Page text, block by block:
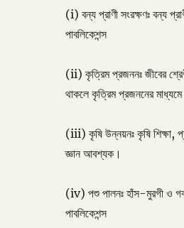
(i) বন্য প্রাণী সংরক্ষণঃ বন্য
পাবলিকেশন্স
(ii) কৃত্রিম প্রজননঃ জীবের
থাকলে কৃত্রিম প্রজননের
(iii) কৃষি উন্নয়নঃ কৃষি শিক্ষা,
জ্ঞান আবশ্যক।
(iv) পশু পালনঃ হাঁস-মুরগী ও
পাবলিকেশন্স